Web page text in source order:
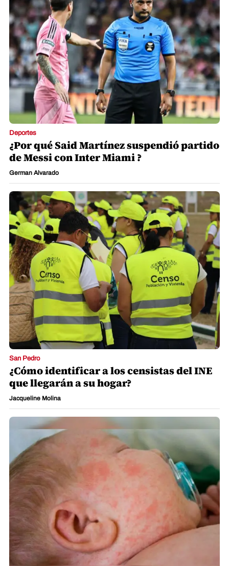
Deportes
¿Por qué Said Martínez suspendió partido
de Messi con Inter Miami ?
German Alvarado
San Pedro
¿Cómo identificar a los censistas del INE
que llegarán a su hogar?
Jacqueline Molina